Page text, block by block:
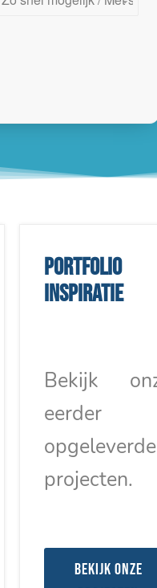
Portfolio
inspiratie
Bekijk
eerder
opgeleverde
projecten.
Bekijk onze